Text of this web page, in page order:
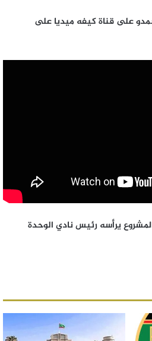
على قناة كيفه ميديا على
يرأسه رئيس نادي الوحدة